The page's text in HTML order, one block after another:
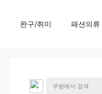
완구/취미 패션의류